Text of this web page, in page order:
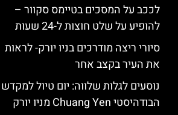
לככב על המסכים בטיימס סקוור –
להופיע על שלט חוצות ל-24 שעות
סיורי ריצה מודרכים בניו יורק- לראות
את העיר בקצב אחר
נוסעים לגלות שלווה: יום טיול למקדש
הבודהיסטי Chuang Yen מניו יורק